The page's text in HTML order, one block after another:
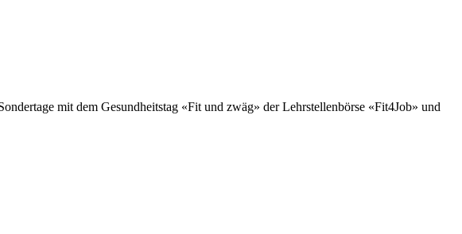
mit dem Gesundheitstag «Fit und zwäg» der Lehrstellenbörse «Fit4Job» und